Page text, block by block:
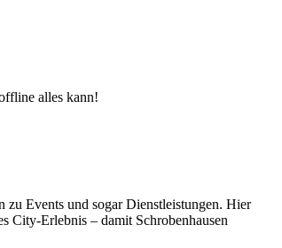
alles kann!
zu Events und sogar Dienstleistungen. Hier
City-Erlebnis – damit Schrobenhausen